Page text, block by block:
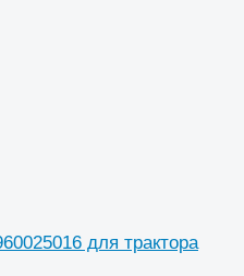
для трактора